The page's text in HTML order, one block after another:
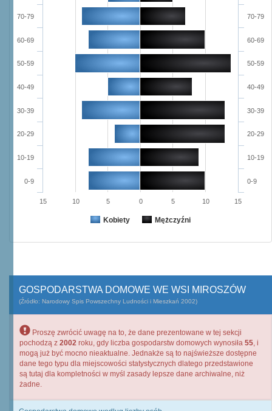
Kobiety Mężczyźni
0-9
10-19
20-29
30-39
40-49
50-59
60-69
70-79
0-9
10-19
20-29
30-39
40-49
50-59
60-69
70-79
15 10 5 0 5 10 15
GOSPODARSTWA DOMOWE WE WSI MIROSZÓW
(Źródło: Narodowy Spis Powszechny Ludności i Mieszkań 2002)
Proszę zwrócić uwagę na to, że dane prezentowane w tej sekcji
pochodzą z 2002 roku, gdy liczba gospodarstw domowych wynosiła 55, i
mogą już być mocno nieaktualne. Jednakże są to najświeższe dostępne
dane tego typu dla miejscowości statystycznych dlatego przedstawione
są tutaj dla kompletności w myśl zasady lepsze dane archiwalne, niż
żadne.